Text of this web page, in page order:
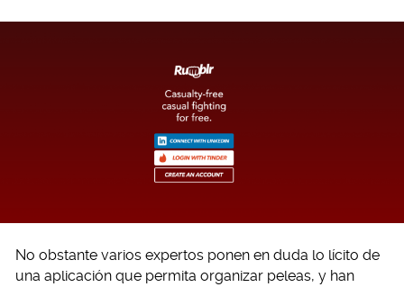
No obstante varios expertos ponen en duda lo lícito de
una aplicación que permita organizar peleas, y han